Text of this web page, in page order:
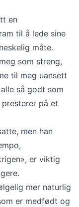
en
til å lede sine
måte.
som streng,
til meg uansett
så godt som
på et
men han
er viktig
mer naturlig
er medfødt og